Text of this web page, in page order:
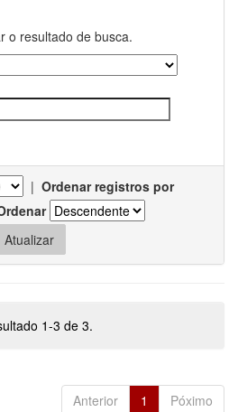
o resultado de busca.
| Ordenar registros por
1-3 de 3.
Anterior 1 Póximo